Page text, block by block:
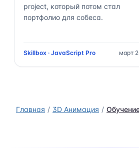
project, который потом стал
портфолио для собеса.
Skillbox · JavaScript Pro март
Главная 3D Анимация